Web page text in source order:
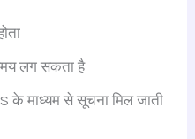
लग सकता है
के माध्यम से सूचना मिल जाती